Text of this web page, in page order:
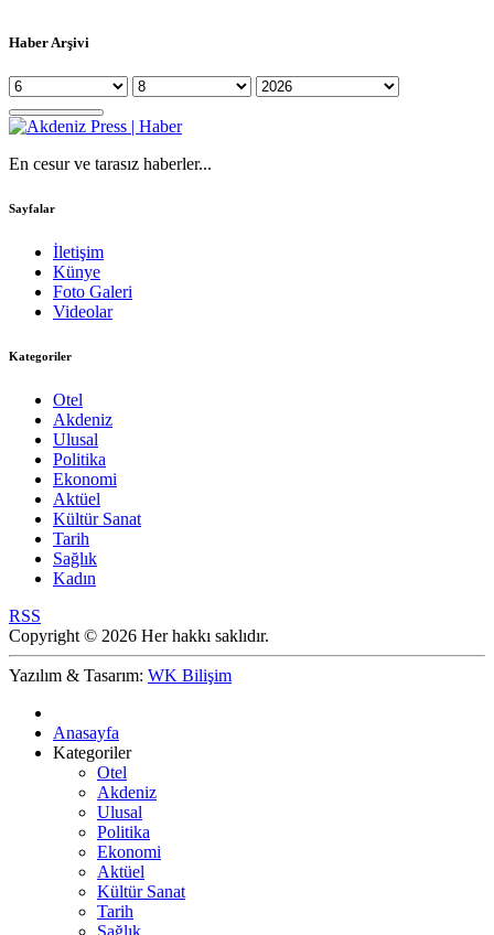
Haber Arşivi
En cesur ve tarasız haberler...
Sayfalar
İletişim
Künye
Foto Galeri
Videolar
Kategoriler
Otel
Akdeniz
Ulusal
Politika
Ekonomi
Aktüel
Kültür Sanat
Tarih
Sağlık
Kadın
RSS
Copyright © 2026 Her hakkı saklıdır.
Yazılım & Tasarım: WK Bilişim
Anasayfa
Kategoriler
Otel
Akdeniz
Ulusal
Politika
Ekonomi
Aktüel
Kültür Sanat
Tarih
Sağlık